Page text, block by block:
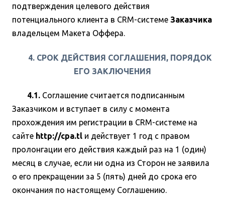
подтверждения целевого действия
потенциального клиента в CRM-системе Заказчика
владельцем Макета Оффера.
4. СРОК ДЕЙСТВИЯ СОГЛАШЕНИЯ, ПОРЯДОК
ЕГО ЗАКЛЮЧЕНИЯ
4.1. Соглашение считается подписанным
Заказчиком и вступает в силу с момента
прохождения им регистрации в CRM-системе на
сайте http://cpa.tl и действует 1 год с правом
пролонгации его действия каждый раз на 1 (один)
месяц в случае, если ни одна из Сторон не заявила
о его прекращении за 5 (пять) дней до срока его
окончания по настоящему Соглашению.